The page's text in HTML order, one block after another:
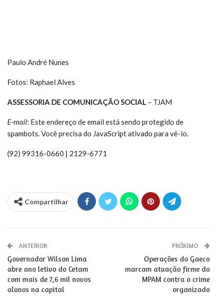
Paulo André Nunes
Fotos: Raphael Alves
ASSESSORIA DE COMUNICAÇÃO SOCIAL – TJAM
E-mail: Este endereço de email está sendo protegido de
spambots. Você precisa do JavaScript ativado para vê-lo.
(92) 99316-0660 | 2129-6771
Compartilhar
ANTERIOR
Governador Wilson Lima
abre ano letivo do Cetam
com mais de 7,6 mil novos
alunos na capital
PRÓXIMO
Operações do Gaeco
marcam atuação firme do
MPAM contra o crime
organizado